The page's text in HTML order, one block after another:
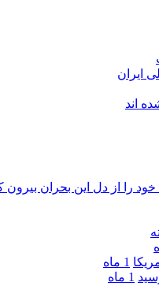
اند
را از دل این بحران بیرون
1 ماه
1 ماه